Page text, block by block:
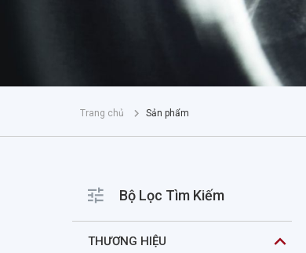
Trang chủ Sản phẩm
Bộ Lọc Tìm Kiếm
THƯƠNG HIỆU